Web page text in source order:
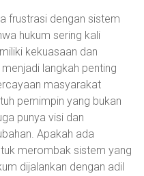
frustrasi dengan sistem
hukum sering kali
kekuasaan dan
langkah penting
masyarakat
pemimpin yang bukan
punya visi dan
Apakah ada
merombak sistem yang
dijalankan dengan adil